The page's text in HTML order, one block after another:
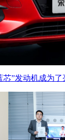
”发动机成为了